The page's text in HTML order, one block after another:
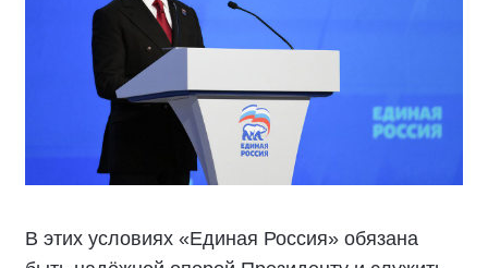
В этих условиях «Единая Россия» обязана